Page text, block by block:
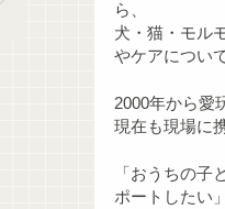
ら、
犬・猫・モル
やケアについ
2000年から愛
現在も現場に
「おうちの子
ポートしたい」